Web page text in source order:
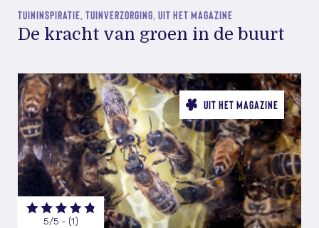
TUININSPIRATIE, TUINVERZORGING, UIT HET MAGAZINE
De kracht van groen in de buurt
UIT HET MAGAZINE
5/5 - (1)